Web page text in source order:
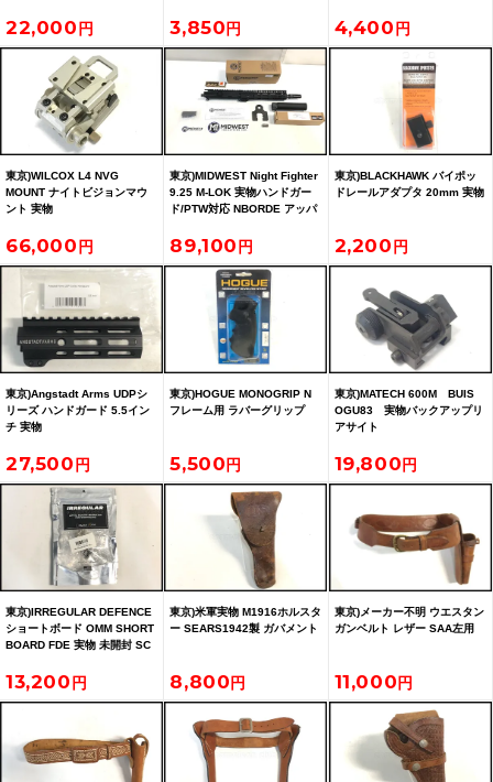
22,000 3,850 4,400
東京)WILCOX L4 NVG
MOUNT ナイトビジョンマウ
ント 実物
66,000
東京)MIDWEST Night Fighter
9.25 M-LOK 実物ハンドガー
ド/PTW対応 NBORDE アッパ
89,100
東京)BLACKHAWK バイポッ
ドレールアダプタ 20mm 実物
2,200
東京)Angstadt Arms UDPシ
リーズ ハンドガード 5.5イン
チ 実物
27,500
東京)HOGUE MONOGRIP N
フレーム用 ラバーグリップ
5,500
東京)MATECH 600M BUIS
OGU83 実物バックアップリ
アサイト
19,800
東京)IRREGULAR DEFENCE
ショートボード OMM SHORT
BOARD FDE 実物 未開封 SC
13,200
東京)米軍実物 M1916ホルスタ
ー SEARS1942製 ガバメント
8,800
東京)メーカー不明 ウエスタン
ガンベルト レザー SAA左用
11,000